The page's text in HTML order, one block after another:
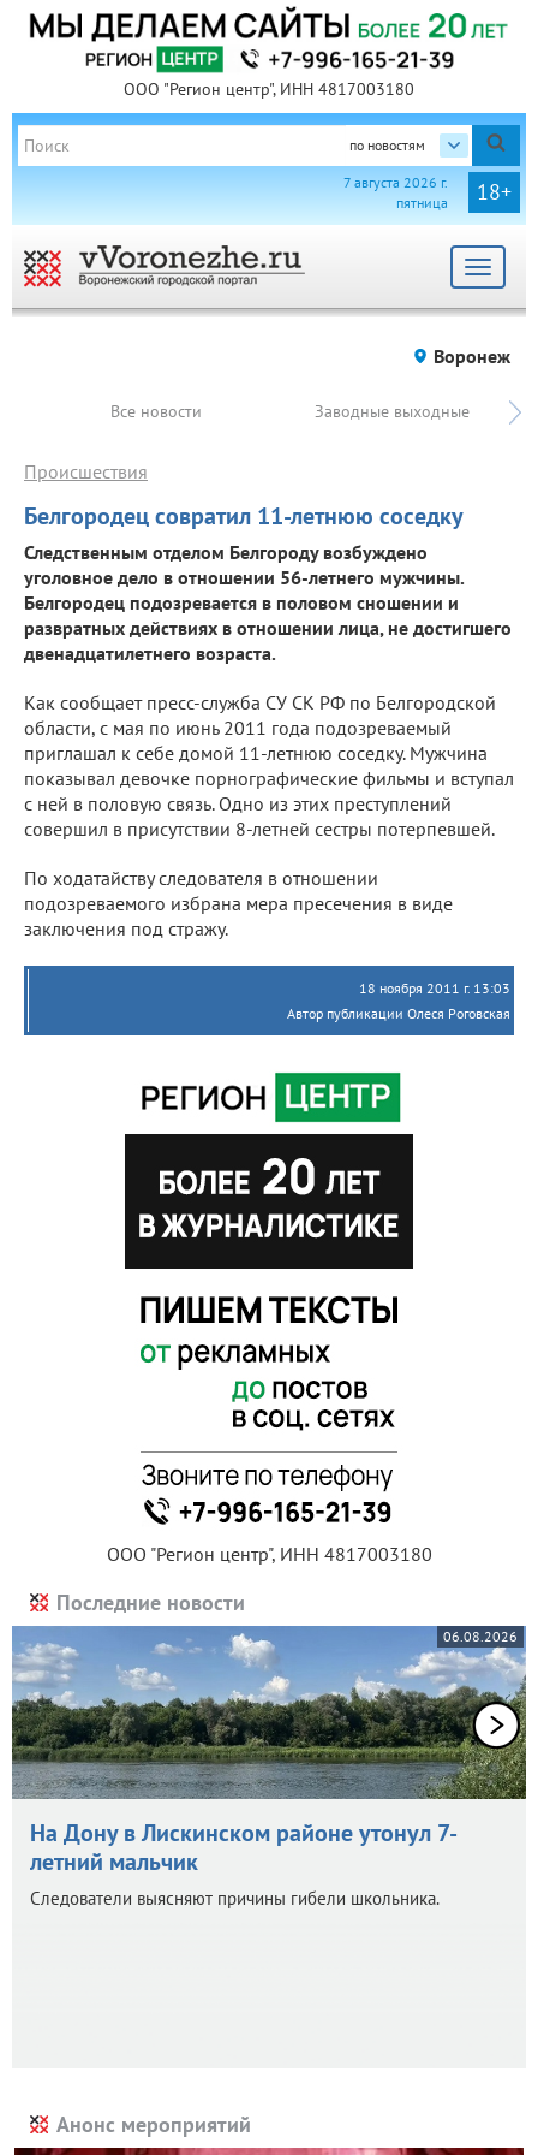
ООО "Регион центр", ИНН 4817003180
по новостям
18+
7 августа 2026 г.
пятница
Toggle
Воронеж
Все новости Заводные выходные
Белгородец совратил 11-летнюю соседку
Происшествия
Следственным отделом Белгороду возбуждено
уголовное дело в отношении 56-летнего мужчины.
Белгородец подозревается в половом сношении и
развратных действиях в отношении лица, не достигшего
двенадцатилетнего возраста.
Как сообщает пресс-служба СУ СК РФ по Белгородской
области, с мая по июнь 2011 года подозреваемый
приглашал к себе домой 11-летнюю соседку. Мужчина
показывал девочке порнографические фильмы и вступал
с ней в половую связь. Одно из этих преступлений
совершил в присутствии 8-летней сестры потерпевшей.
По ходатайству следователя в отношении
подозреваемого избрана мера пресечения в виде
заключения под стражу.
18 ноября 2011 г. 13:03
Автор публикации Олеся Роговская
ООО "Регион центр", ИНН 4817003180
Последние новости
06.08.2026
На Дону в Лискинском районе утонул 7-
летний мальчик
Следователи выясняют причины гибели школьника.
Анонс мероприятий